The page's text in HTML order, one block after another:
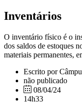
Inventários
O inventário físico é o
dos saldos de estoques
materiais permanentes,
Escrito por
não publicado
08/04/24
14h33